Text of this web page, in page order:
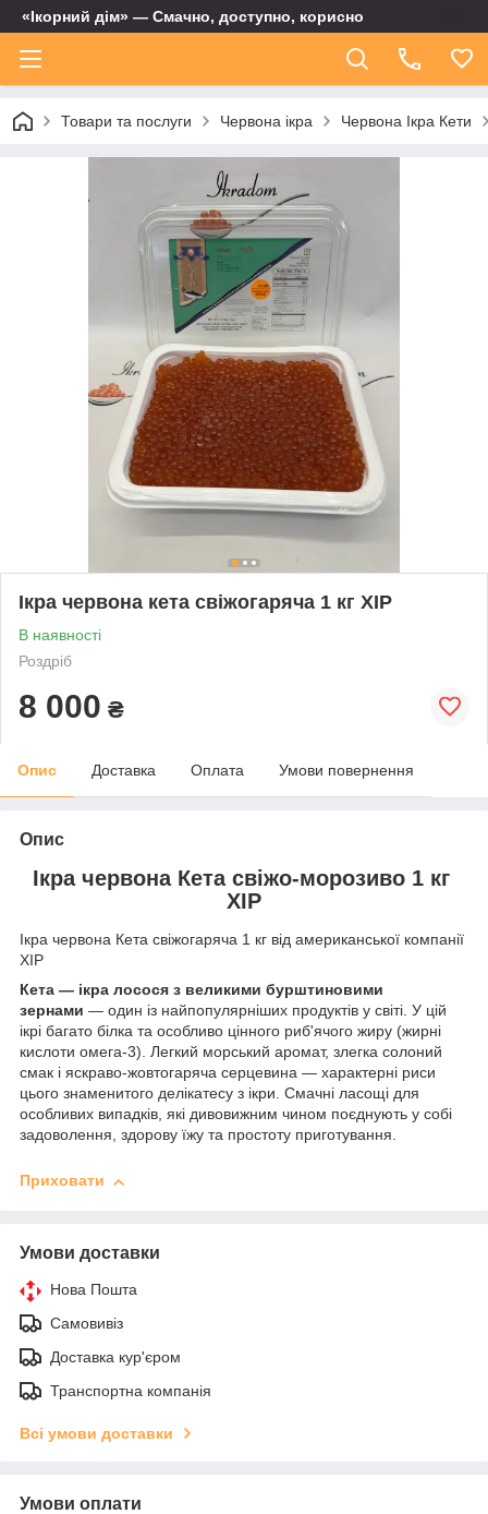
«Ікорний дім» — Смачно, доступно, корисно
Товари та послуги Червона ікра Червона Ікра Кети
Ікра червона кета свіжогаряча 1 кг XIP
В наявності
Роздріб
8 000 ₴
Опис Доставка Оплата Умови повернення
Опис
Ікра червона Кета свіжо-морозиво 1 кг
XIP
Ікра червона Кета свіжогаряча 1 кг від американської компанії
XIP
Кета — ікра лосося з великими бурштиновими
зернами — один із найпопулярніших продуктів у світі. У цій
ікрі багато білка та особливо цінного риб'ячого жиру (жирні
кислоти омега-3). Легкий морський аромат, злегка солоний
смак і яскраво-жовтогаряча серцевина — характерні риси
цього знаменитого делікатесу з ікри. Смачні ласощі для
особливих випадків, які дивовижним чином поєднують у собі
задоволення, здорову їжу та простоту приготування.
Приховати
Умови доставки
Нова Пошта
Самовивіз
Доставка кур'єром
Транспортна компанія
Всі умови доставки
Умови оплати